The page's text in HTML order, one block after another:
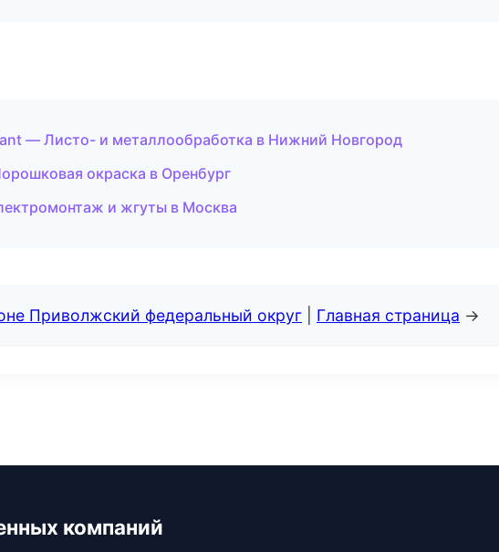
— Листо- и металлообработка в Нижний Новгород
окраска в Оренбург
и жгуты в Москва
Приволжский федеральный округ Главная страница →
компаний